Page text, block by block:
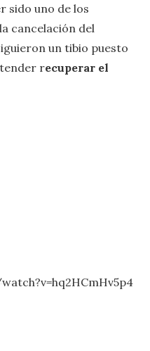
sido uno de los
cancelación del
un tibio puesto
recuperar el